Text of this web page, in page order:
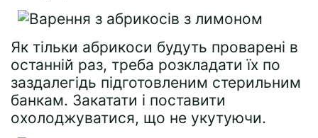
Як тільки абрикоси будуть проварені в
останній раз, треба розкладати їх по
заздалегідь підготовленим стерильним
банкам. Закатати і поставити
охолоджуватися, що не укутуючи.